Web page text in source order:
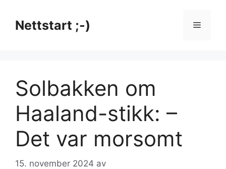
innholdNettstart ;-) Meny
Solbakken om
Haaland-stikk: –
Det var morsomt
15. november 2024 av